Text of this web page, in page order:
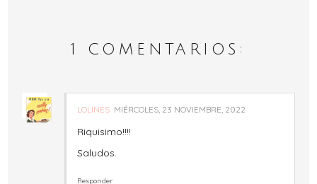
1 COMENTARIOS:
LOLINES MIÉRCOLES, 23 NOVIEMBRE, 2022
Riquisimo!!!!
Saludos.
Responder